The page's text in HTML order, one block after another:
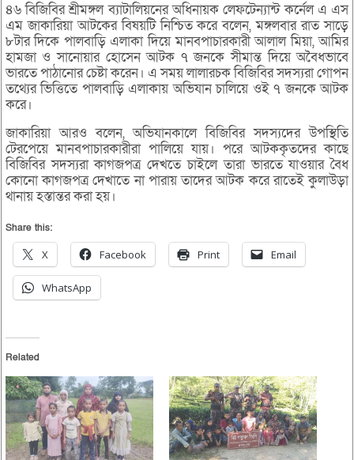
৪৬ বিজিবির শ্রীমঙ্গল ব্যাটালিয়নের অধিনায়ক লেফটেন্যান্ট কর্নেল এ এস
এম জাকারিয়া আটকের বিষয়টি নিশ্চিত করে বলেন, মঙ্গলবার রাত সাড়ে
৮টার দিকে পালবাড়ি এলাকা দিয়ে মানবপাচারকারী আলাল মিয়া, আমির
হামজা ও সানোয়ার হোসেন আটক ৭ জনকে সীমান্ত দিয়ে অবৈধভাবে
ভারতে পাঠানোর চেষ্টা করেন। এ সময় লালারচক বিজিবির সদস্যরা গোপন
তথ্যের ভিত্তিতে পালবাড়ি এলাকায় অভিযান চালিয়ে ওই ৭ জনকে আটক
করে।
জাকারিয়া আরও বলেন, অভিযানকালে বিজিবির সদস্যদের উপস্থিতি
টেরপেয়ে মানবপাচারকারীরা পালিয়ে যায়। পরে আটককৃতদের কাছে
বিজিবির সদস্যরা কাগজপত্র দেখতে চাইলে তারা ভারতে যাওয়ার বৈধ
কোনো কাগজপত্র দেখাতে না পারায় তাদের আটক করে রাতেই কুলাউড়া
থানায় হস্তান্তর করা হয়।
Share this:
X Facebook Print Email
WhatsApp
Related